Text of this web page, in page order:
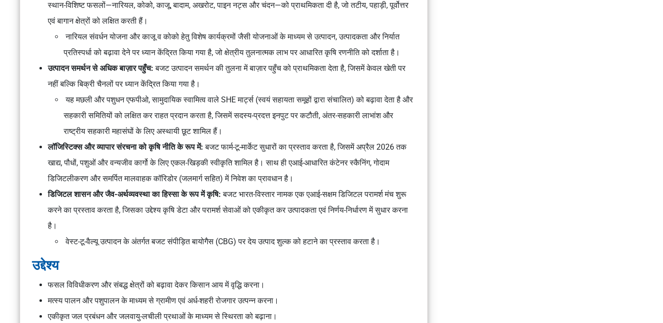
स्थान-विशिष्ट फसलों—नारियल, कोको, काजू, बादाम, अखरोट, पाइन नट्स और चंदन—को प्राथमिकता दी है, जो तटीय, पहाड़ी, पूर्वोत्तर
एवं बागान क्षेत्रों को लक्षित करती हैं।
नारियल संवर्धन योजना और काजू व कोको हेतु विशेष कार्यक्रमों जैसी योजनाओं के माध्यम से उत्पादन, उत्पादकता और निर्यात
प्रतिस्पर्धा को बढ़ावा देने पर ध्यान केंद्रित किया गया है, जो क्षेत्रीय तुलनात्मक लाभ पर आधारित कृषि रणनीति को दर्शाता है।
उत्पादन समर्थन से अधिक बाज़ार पहुँच: बजट उत्पादन समर्थन की तुलना में बाज़ार पहुँच को प्राथमिकता देता है, जिसमें केवल खेती पर
नहीं बल्कि बिक्री चैनलों पर ध्यान केंद्रित किया गया है।
यह मछली और पशुधन एफपीओ, सामुदायिक स्वामित्व वाले SHE मार्ट्स (स्वयं सहायता समूहों द्वारा संचालित) को बढ़ावा देता है और
सहकारी समितियों को लक्षित कर राहत प्रदान करता है, जिसमें सदस्य-प्रदत्त इनपुट पर कटौती, अंतर-सहकारी लाभांश और
राष्ट्रीय सहकारी महासंघों के लिए अस्थायी छूट शामिल हैं।
लॉजिस्टिक्स और व्यापार संरचना को कृषि नीति के रूप में: बजटफार्म-टू-मार्केटसुधारों का प्रस्ताव करता है, जिसमें अप्रैल 2026 तक
खाद्य, पौधों, पशुओं और वन्यजीव कार्गो के लिए एकल-खिड़की स्वीकृति शामिल है। साथ ही एआई-आधारित कंटेनर स्कैनिंग, गोदाम
डिजिटलीकरण और समर्पित मालवाहक कॉरिडोर (जलमार्ग सहित) में निवेश का प्रावधान है।
डिजिटल शासन और जैव-अर्थव्यवस्था का हिस्सा के रूप में कृषि: बजटभारत-विस्तारनामक एक एआई-सक्षम डिजिटल परामर्श मंच शुरू
करने का प्रस्ताव करता है, जिसका उद्देश्य कृषि डेटा और परामर्श सेवाओं को एकीकृत कर उत्पादकता एवं निर्णय-निर्धारण में सुधार करना
है।
वेस्ट-टू-वैल्यूउत्पादन के अंतर्गत बजट संपीड़ित बायोगैस (CBG) पर देय उत्पाद शुल्क को हटाने का प्रस्ताव करता है।
उद्देश्य
फसल विविधीकरण और संबद्ध क्षेत्रों को बढ़ावा देकर किसान आय में वृद्धि करना।
मत्स्य पालन और पशुपालन के माध्यम से ग्रामीण एवं अर्ध-शहरी रोजगार उत्पन्न करना।
एकीकृत जल प्रबंधन और जलवायु-लचीली प्रथाओं के माध्यम से स्थिरता को बढ़ाना।